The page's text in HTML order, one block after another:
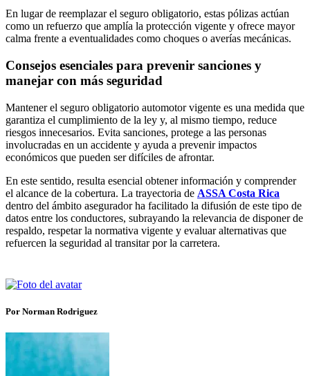
En lugar de reemplazar el seguro obligatorio, estas pólizas actúan
como un refuerzo que amplía la protección vigente y ofrece mayor
calma frente a eventualidades como choques o averías mecánicas.
Consejos esenciales para prevenir sanciones y
manejar con más seguridad
Mantener el seguro obligatorio automotor vigente es una medida que
garantiza el cumplimiento de la ley y, al mismo tiempo, reduce
riesgos innecesarios. Evita sanciones, protege a las personas
involucradas en un accidente y ayuda a prevenir impactos
económicos que pueden ser difíciles de afrontar.
En este sentido, resulta esencial obtener información y comprender
el alcance de la cobertura. La trayectoria de ASSA Costa Rica
dentro del ámbito asegurador ha facilitado la difusión de este tipo de
datos entre los conductores, subrayando la relevancia de disponer de
respaldo, respetar la normativa vigente y evaluar alternativas que
refuercen la seguridad al transitar por la carretera.
Por Norman Rodriguez